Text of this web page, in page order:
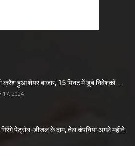
क्रैश हुआ शेयर बाजार, 15 मिनट में डूबे निवेशकों...
17, 2024
पेट्रोल-डीजल के दाम, तेल कंपनियां अगले महीने